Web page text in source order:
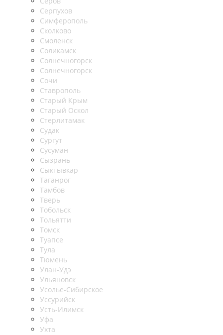
Серпухов
Симферополь
Сколково
Смоленск
Соликамск
Солнечногорск
Солнечногорск
Сочи
Ставрополь
Старый Крым
Старый Оскол
Стерлитамак
Судак
Сургут
Сусуман
Сызрань
Сыктывкар
Таганрог
Тамбов
Тверь
Тобольск
Тольятти
Томск
Туапсе
Тула
Тюмень
Улан-Удэ
Ульяновск
Усолье-Сибирское
Уссурийск
Усть-Илимск
Уфа
Ухта